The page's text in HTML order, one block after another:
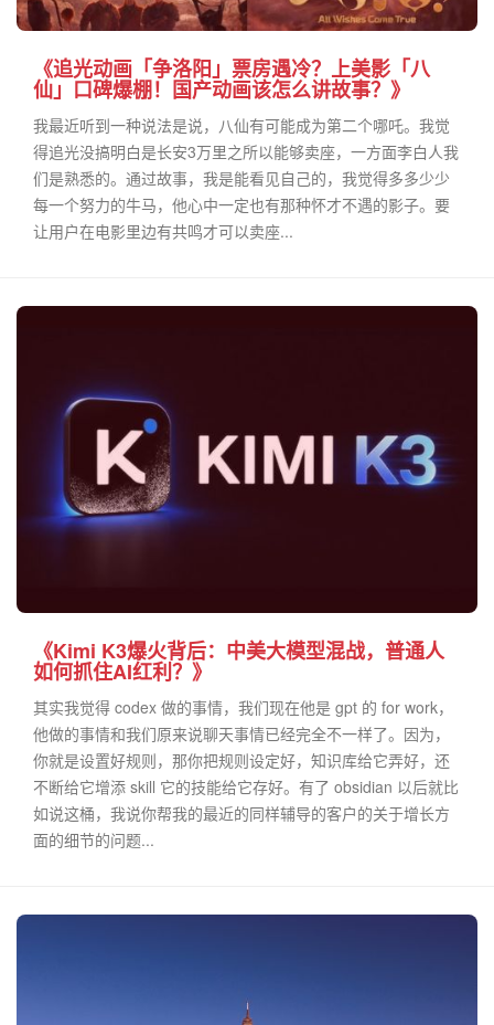
《追光动画「争洛阳」票房遇冷？上美影「八
仙」口碑爆棚！国产动画该怎么讲故事？》
我最近听到一种说法是说，八仙有可能成为第二个哪吒。我觉
得追光没搞明白是长安3万里之所以能够卖座，一方面李白人我
们是熟悉的。通过故事，我是能看见自己的，我觉得多多少少
每一个努力的牛马，他心中一定也有那种怀才不遇的影子。要
让用户在电影里边有共鸣才可以卖座...
《Kimi K3爆火背后：中美大模型混战，普通人
如何抓住AI红利？》
其实我觉得 codex 做的事情，我们现在他是 gpt 的 for work，
他做的事情和我们原来说聊天事情已经完全不一样了。因为，
你就是设置好规则，那你把规则设定好，知识库给它弄好，还
不断给它增添 skill 它的技能给它存好。有了 obsidian 以后就比
如说这桶，我说你帮我的最近的同样辅导的客户的关于增长方
面的细节的问题...